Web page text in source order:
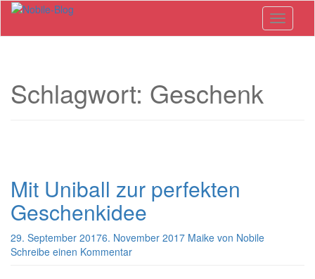
Skip
main
Toggle
Schlagwort: Geschenk
Mit Uniball zur perfekten
Geschenkidee
29. September 20176. November 2017 Maike von Nobile
Schreibe einen Kommentar